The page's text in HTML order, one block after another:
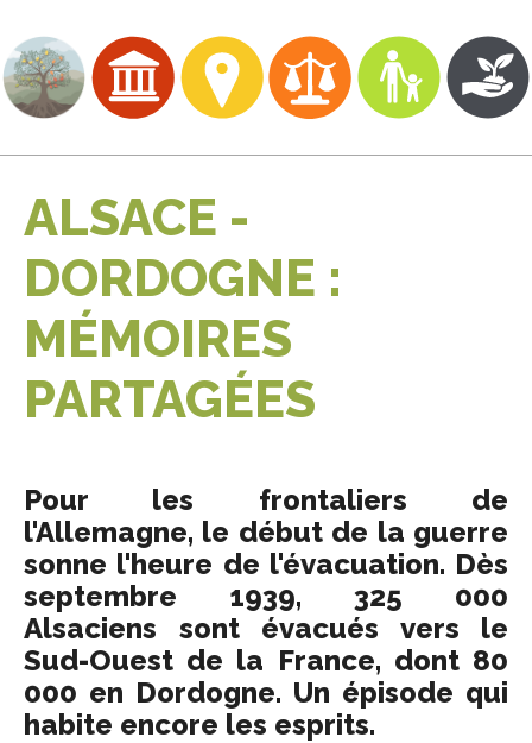
ALSACE -
DORDOGNE :
MÉMOIRES
PARTAGÉES
Pour les frontaliers de
l'Allemagne, le début de la guerre
sonne l'heure de l'évacuation. Dès
septembre 1939, 325 000
Alsaciens sont évacués vers le
Sud-Ouest de la France, dont 80
000 en Dordogne. Un épisode qui
habite encore les esprits.